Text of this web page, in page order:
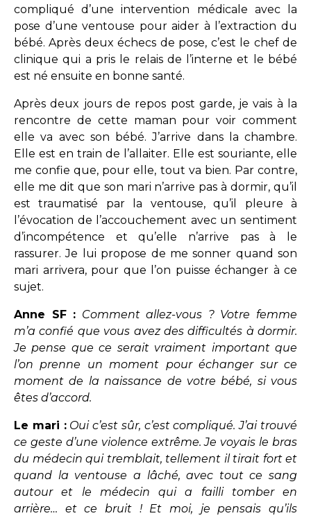
compliqué d’une intervention médicale avec la
pose d’une ventouse pour aider à l’extraction du
bébé. Après deux échecs de pose, c’est le chef de
clinique qui a pris le relais de l’interne et le bébé
est né ensuite en bonne santé.
Après deux jours de repos post garde, je vais à la
rencontre de cette maman pour voir comment
elle va avec son bébé. J’arrive dans la chambre.
Elle est en train de l’allaiter. Elle est souriante, elle
me confie que, pour elle, tout va bien. Par contre,
elle me dit que son mari n’arrive pas à dormir, qu’il
est traumatisé par la ventouse, qu’il pleure à
l’évocation de l’accouchement avec un sentiment
d’incompétence et qu’elle n’arrive pas à le
rassurer. Je lui propose de me sonner quand son
mari arrivera, pour que l’on puisse échanger à ce
sujet.
Anne SF : Comment allez-vous ? Votre femme
m’a confié que vous avez des difficultés à dormir.
Je pense que ce serait vraiment important que
l’on prenne un moment pour échanger sur ce
moment de la naissance de votre bébé, si vous
êtes d’accord.
Le mari : Oui c’est sûr, c’est compliqué. J’ai trouvé
ce geste d’une violence extrême. Je voyais le bras
du médecin qui tremblait, tellement il tirait fort et
quand la ventouse a lâché, avec tout ce sang
autour et le médecin qui a failli tomber en
arrière… et ce bruit ! Et moi, je pensais qu’ils